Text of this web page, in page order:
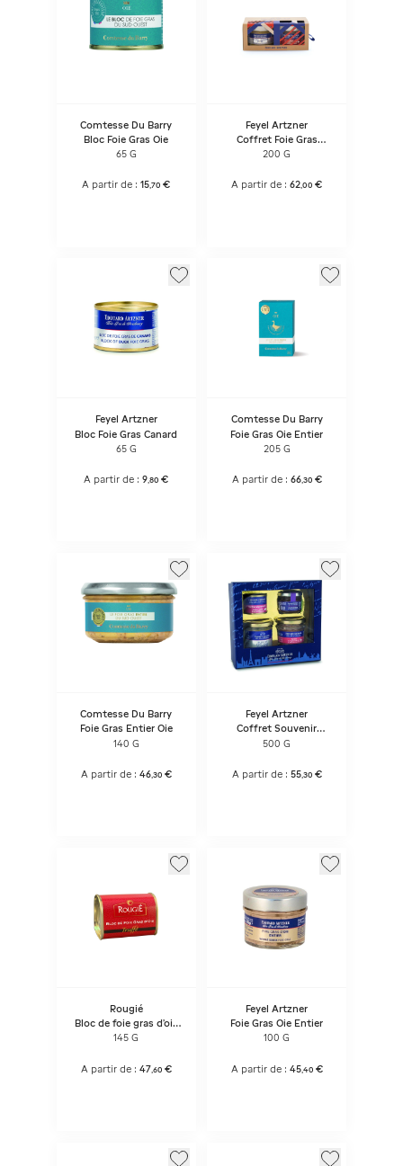
Comtesse Du Barry
Bloc Foie Gras Oie
65 G
A partir de :15,70 €
Feyel Artzner
Coffret Foie Gras
Canard/terrine Oie
200 G
A partir de :62,00 €
Feyel Artzner
Bloc Foie Gras Canard
65 G
A partir de :9,80 €
Comtesse Du Barry
Foie Gras Oie Entier
205 G
A partir de : 66,30 €
Comtesse Du Barry
Foie Gras Entier Oie
140 G
A partir de : 46, 30 €
Feyel Artzner
Coffret Souvenir
Canard
500 G
A partir de : 55, 30 €
Rougié
Bloc de foie gras d'oie
aux truffes
145 G
A partir de : 47 60 €
Feyel Artzner
Foie Gras Oie Entier
100 G
A partir de : 45, 40 €